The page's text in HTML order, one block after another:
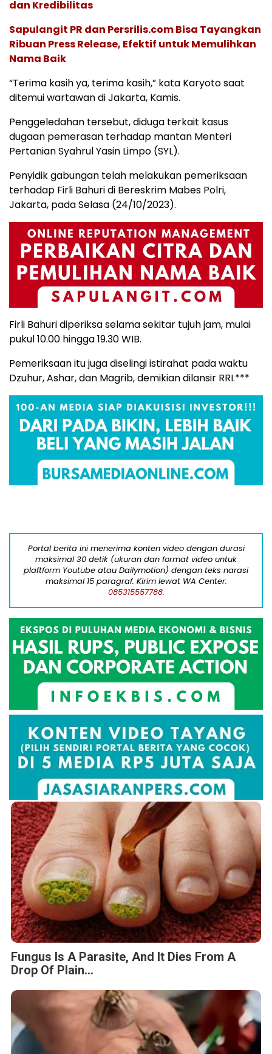
dan Kredibilitas
Sapulangit PR dan Persrilis.com Bisa Tayangkan
Ribuan Press Release, Efektif untuk Memulihkan
Nama Baik
“Terima kasih ya, terima kasih,” kata Karyoto saat
ditemui wartawan di Jakarta, Kamis.
Penggeledahan tersebut, diduga terkait kasus
dugaan pemerasan terhadap mantan Menteri
Pertanian Syahrul Yasin Limpo (SYL).
Penyidik gabungan telah melakukan pemeriksaan
terhadap Firli Bahuri di Bereskrim Mabes Polri,
Jakarta, pada Selasa (24/10/2023).
Firli Bahuri diperiksa selama sekitar tujuh jam, mulai
pukul 10.00 hingga 19.30 WIB.
Pemeriksaan itu juga diselingi istirahat pada waktu
Dzuhur, Ashar, dan Magrib, demikian dilansir RRI.***
Portal berita ini menerima konten video dengan durasi
maksimal 30 detik (ukuran dan format video untuk
plaftform Youtube atau Dailymotion) dengan teks narasi
maksimal 15 paragraf. Kirim lewat WA Center:
085315557788.
Fungus Is A Parasite, And It Dies From A
Drop Of Plain...